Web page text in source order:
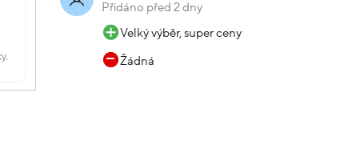
Přidáno před 2 dny
Velký výběr, super ceny
Žádná